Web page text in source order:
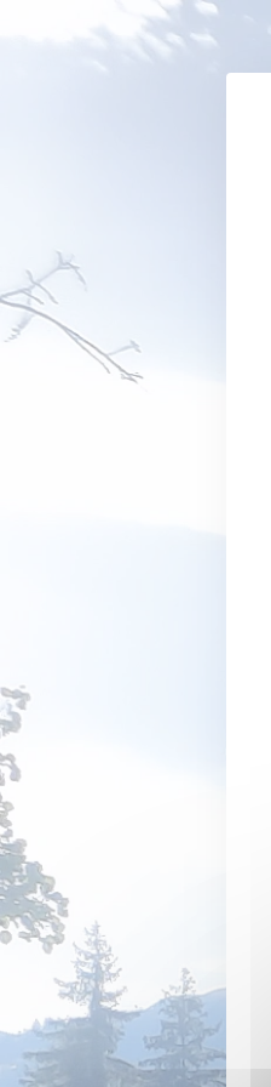
Painel de Gerenciamento de Cookies